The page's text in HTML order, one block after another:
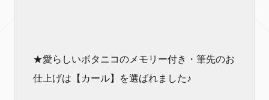
★愛らしいボタニコのメモリー付き・筆先のお
仕上げは【カール】を選ばれました♪